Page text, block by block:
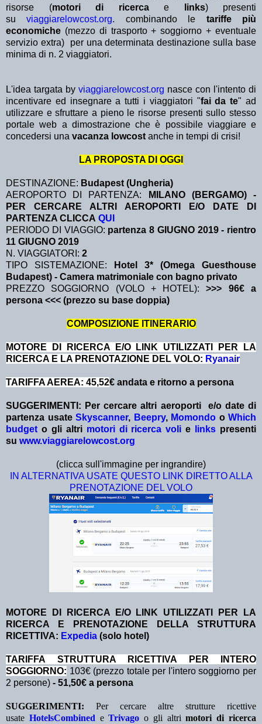
risorse (motori di ricerca e links) presenti
suviaggiarelowcost.org. combinando le tariffe più
economiche (mezzo di trasporto + soggiorno + eventuale
servizio extra)
per una determinata destinazione sulla base
minima di n. 2 viaggiatori.
L'idea targata by viaggiarelowcost.org nasce con l'intento di
incentivare ed insegnare a tutti i viaggiatori "fai da te" ad
utilizzare e sfruttare a pieno le risorse presenti sullo stesso
portale web a dimostrazione che è possibile viaggiare e
concedersi una vacanza lowcost anche in tempi di crisi!
LA PROPOSTA DI OGGI
DESTINAZIONE: Budapest (Ungheria)
AEROPORTO DI PARTENZA:
MILANO (BERGAMO) -
PER CERCARE ALTRI AEROPORTI E/O DATE DI
PARTENZA CLICCA QUI
PERIODO DI VIAGGIO: partenza 8 GIUGNO 2019- rientro
11 GIUGNO 2019
N. VIAGGIATORI: 2
TIPO SISTEMAZIONE:
Hotel 3* (Omega Guesthouse
Budapest) - Camera matrimoniale con bagno privato
PREZZO SOGGIORNO (VOLO + HOTEL):>>> 96€ a
persona <<< (prezzo su base doppia)
COMPOSIZIONE ITINERARIO
MOTORE DI RICERCA E/O LINK UTILIZZATI PER LA
RICERCA E LA PRENOTAZIONE DEL VOLO: Ryanair
TARIFFA AEREA: 45,52€ andata e ritorno a persona
SUGGERIMENTI: Per cercare altri aeroporti e/o date di
partenza usate Skyscanner, Beepry, Momondo o Which
budget o gli altri motori di ricerca voli e links presenti
su www.viaggiarelowcost.org
(clicca sull'immagine per ingrandire)
IN ALTERNATIVA USATE QUESTO LINK DIRETTO ALLA
PRENOTAZIONE DEL VOLO
MOTORE DI RICERCA E/O LINK UTILIZZATI PER LA
RICERCA E PRENOTAZIONE DELLA STRUTTURA
RICETTIVA: Expedia (solo hotel)
TA RIFFA STRUTTURA RICETTIVA PER INTERO
SOGGIORNO: 103€ (prezzo totale per l'intero soggiorno per
2 persone) - 51,50€ a persona
SUGGERIMENTI: Per cercare altre strutture ricettive
usate HotelsCombined eTrivago o gli altrimotori di ricerca